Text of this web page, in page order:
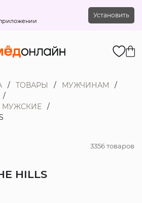
Установить
ТОВАРЫ
МУЖЧИНАМ
МУЖСКИЕ
3356 товаров
HILLS